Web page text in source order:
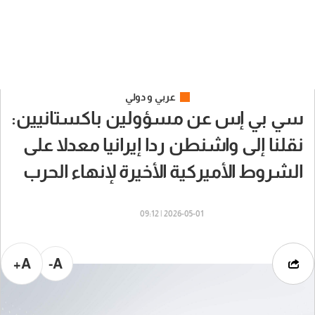
عربي و دولي
سي بي إس عن مسؤولين باكستانيين:
نقلنا إلى واشنطن ردا إيرانيا معدلا على
الشروط الأميركية الأخيرة لإنهاء الحرب
2026-05-01 | 09:12
A-
A+